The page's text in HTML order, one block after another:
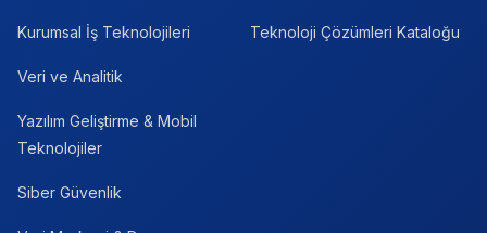
Kurumsal İş Teknolojileri
Veri ve Analitik
Yazılım Geliştirme & Mobil
Teknolojiler
Siber Güvenlik
Teknoloji Çözümleri Kataloğu